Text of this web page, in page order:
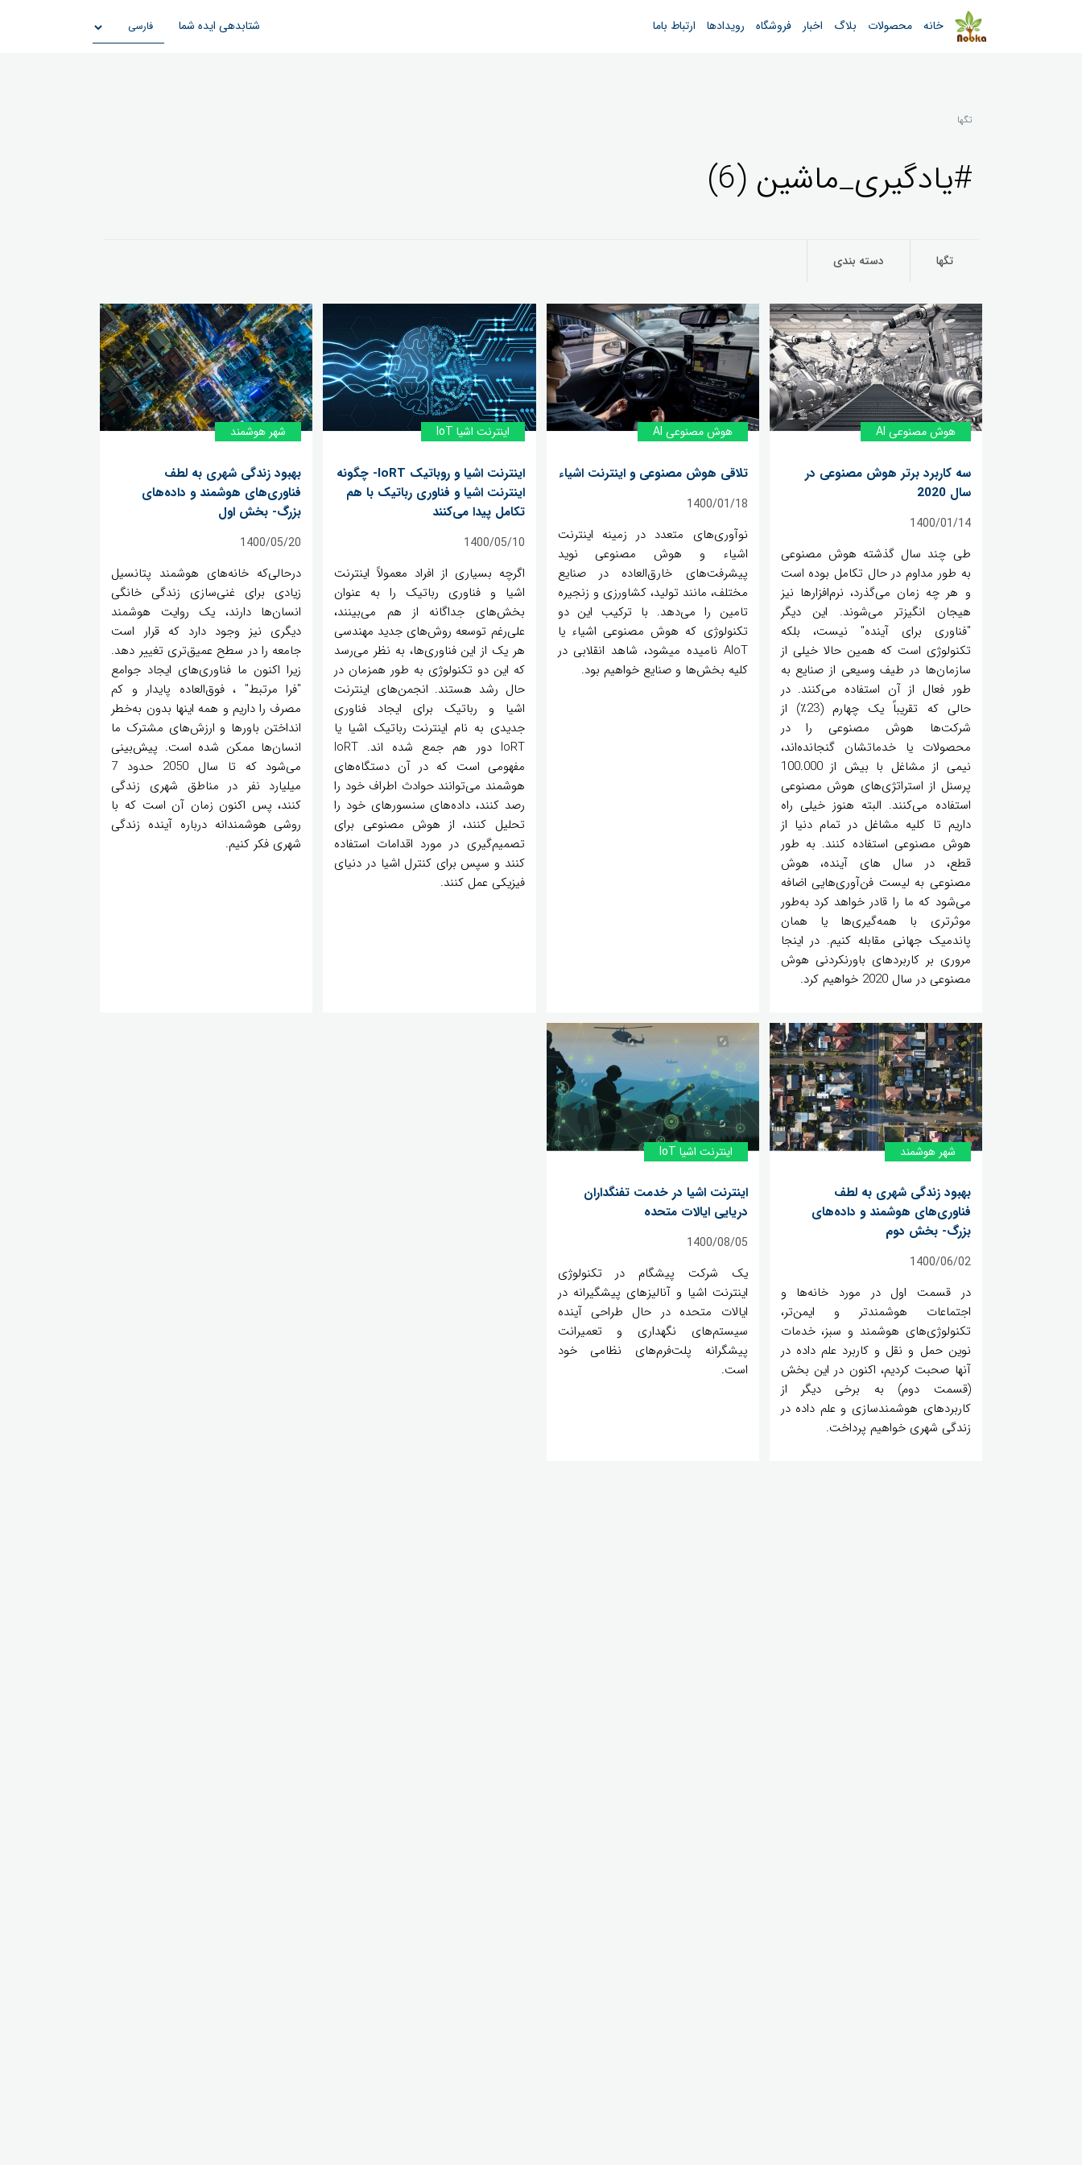
تگها
#یادگیری_ماشین (6)
تگها دسته بندی
هوش مصنوعی AI
سه کاربرد برتر هوش مصنوعی در
سال 2020
1400/01/14
طی چند سال گذشته هوش مصنوعی
به طور مداوم در حال تکامل بوده است
و هر چه زمان می‌گذرد، نرم‌افزارها نیز
هیجان انگیزتر می‌شوند. این دیگر
"فناوری برای آینده" نیست، بلکه
تکنولوژی است که همین حالا خیلی از
سازمان‌ها در طیف وسیعی از صنایع به
طور فعال از آن استفاده می‌کنند. در
حالی که تقریباً یک چهارم (23٪) از
شرکت‌ها هوش مصنوعی را در
محصولات یا خدماتشان گنجانده‌اند،
نیمی از مشاغل با بیش از 100.000
پرسنل از استراتژی‌های هوش مصنوعی
استفاده می‌کنند. البته هنوز خیلی راه
داریم تا کلیه مشاغل در تمام دنیا از
هوش مصنوعی استفاده کنند. به طور
قطع، در سال های آینده، هوش
مصنوعی به لیست فن‌آوری‌هایی اضافه
می‌شود که ما را قادر خواهد کرد به‌طور
موثرتری با همه‌گیری‌ها یا همان
پاندمیک جهانی مقابله کنیم. در اینجا
مروری بر کاربردهای باورنکردنی هوش
مصنوعی در سال 2020 خواهیم کرد.
هوش مصنوعی AI
تلاقی هوش مصنوعی و اینترنت اشیاء
1400/01/18
نوآوری‌های متعدد در زمینه اینترنت
اشیاء و هوش مصنوعی نوید
پیشرفت‌های خارق‌العاده در صنایع
مختلف، مانند تولید، کشاورزی و زنجیره
تامین را می‌دهد. با ترکیب این دو
تکنولوژی که هوش مصنوعی اشیاء یا
AIoT نامیده میشود، شاهد انقلابی در
کلیه بخش‌ها و صنایع خواهیم بود.
اینترنت اشیا IoT
اینترنت اشیا و روباتیک IoRT- چگونه
اینترنت اشیا و فناوری رباتیک با هم
تکامل پیدا می‌کنند
1400/05/10
اگرچه بسیاری از افراد معمولاً اینترنت
اشیا و فناوری رباتیک را به عنوان
بخش‌های جداگانه از هم می‌بینند،
علی‌رغم توسعه روش‌های جدید مهندسی
هر یک از این فناوری‌ها، به نظر می‌رسد
که این دو تکنولوژی به طور همزمان در
حال رشد هستند. انجمن‌های اینترنت
اشیا و رباتیک برای ایجاد فناوری
جدیدی به نام اینترنت رباتیک اشیا یا
IoRT دور هم جمع شده اند. IoRT
مفهومی است که در آن دستگاه‌های
هوشمند می‌توانند حوادث اطراف خود را
رصد کنند، داده‌های سنسورهای خود را
تحلیل کنند، از هوش مصنوعی برای
تصمیم‌گیری در مورد اقدامات استفاده
کنند و سپس برای کنترل اشیا در دنیای
فیزیکی عمل کنند.
شهر هوشمند
بهبود زندگی شهری به لطف
فناوری‌های هوشمند و داده‌های
بزرگ- بخش اول
1400/05/20
درحالی‌که خانه‌های هوشمند پتانسیل
زیادی برای غنی‌سازی زندگی خانگی
انسان‌ها دارند، یک روایت هوشمند
دیگری نیز وجود دارد که قرار است
جامعه را در سطح عمیق‌تری تغییر دهد.
زیرا اکنون ما فناوری‌های ایجاد جوامع
"فرا مرتبط" ، فوق‌العاده پایدار و کم
مصرف را داریم و همه اینها بدون به‌خطر
انداختن باورها و ارزش‌های مشترک ما
انسان‌ها ممکن شده است. پیش‌بینی
می‌شود که تا سال 2050 حدود 7
میلیارد نفر در مناطق شهری زندگی
کنند، پس اکنون زمان آن است که با
روشی هوشمندانه درباره آینده زندگی
شهری فکر کنیم.
شهر هوشمند
بهبود زندگی شهری به لطف
فناوری‌های هوشمند و داده‌های
بزرگ- بخش دوم
1400/06/02
در قسمت اول در مورد خانه‌ها و
اجتماعات هوشمندتر و ایمن‌تر،
تکنولوژی‌های هوشمند و سبز، خدمات
نوین حمل و نقل و کاربرد علم داده در
آنها صحبت کردیم، اکنون در این بخش
(قسمت دوم) به برخی دیگر از
کاربردهای هوشمندسازی و علم داده در
زندگی شهری خواهیم پرداخت.
اینترنت اشیا IoT
اینترنت اشیا در خدمت تفنگداران
دریایی ایالات متحده
1400/08/05
یک شرکت پیشگام در تکنولوژی
اینترنت اشیا و آنالیزهای پیشگیرانه در
ایالات متحده در حال طراحی آینده
سیستم‌های نگهداری و تعمیرانت
پیشگرانه پلت‌فرم‌های نظامی خود
است.
خانه محصولات بلاگ اخبار فروشگاه رویدادها ارتباط باما شتابدهی ایده شما